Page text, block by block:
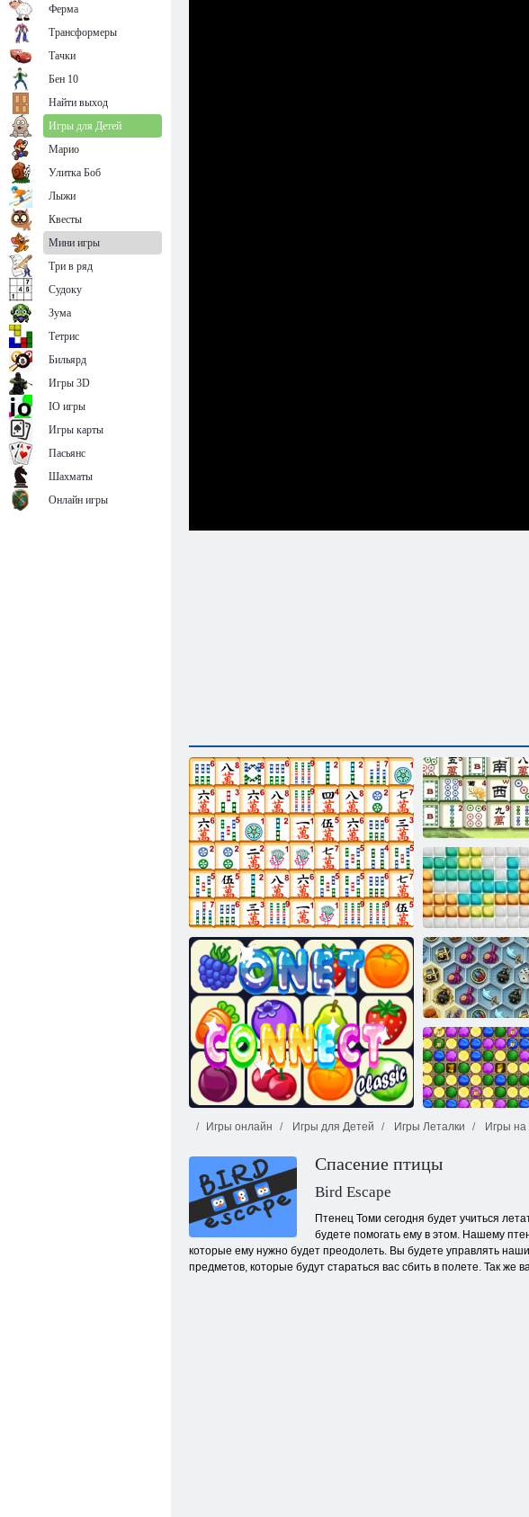
Маджонг линк
Китайский
маджонг
10х10
Маджонг Коннект Онет
Сокровища
мистического
моря
Игры онлайн Игры для Детей Игры Леталки Игры на
Спасение птицы
Bird Escape
Птенец Томи сегодня будет учиться
будете помогать ему в этом. Нашему
которые ему нужно будет преодолеть. Вы будете управлять
предметов, которые будут стараться вас сбить в полете. Так
Ферма
Трансформеры
Тачки
Бен 10
Найти выход
Игры для Детей
Марио
Улитка Боб
Лыжи
Квесты
Мини игры
Три в ряд
Судоку
Зума
Тетрис
Бильярд
Игры 3D
IO игры
Игры карты
Пасьянс
Шахматы
Онлайн игры